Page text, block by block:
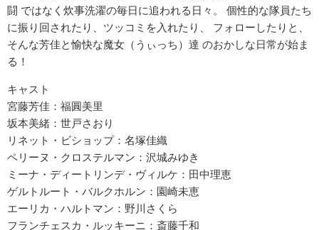
闘 ではなく炊事洗濯の毎日に追われる日々。 個性的な隊員たち
に振り回されたり、ツッコミを入れたり、 フォローしたりと、
そんな芳佳と愉快な魔女（うぃっち）達 のおかしな日常が始ま
る！
キャスト
宮藤芳佳：福圓美里
坂本美緒：世戸さおり
リネット・ビショップ：名塚佳織
ペリーヌ・クロステルマン：沢城みゆき
ミーナ・ディートリンデ・ヴィルケ：田中理恵
ゲルトルート・バルクホルン：園崎未恵
エーリカ・ハルトマン：野川さくら
フランチェスカ・ルッキーニ：斎藤千和